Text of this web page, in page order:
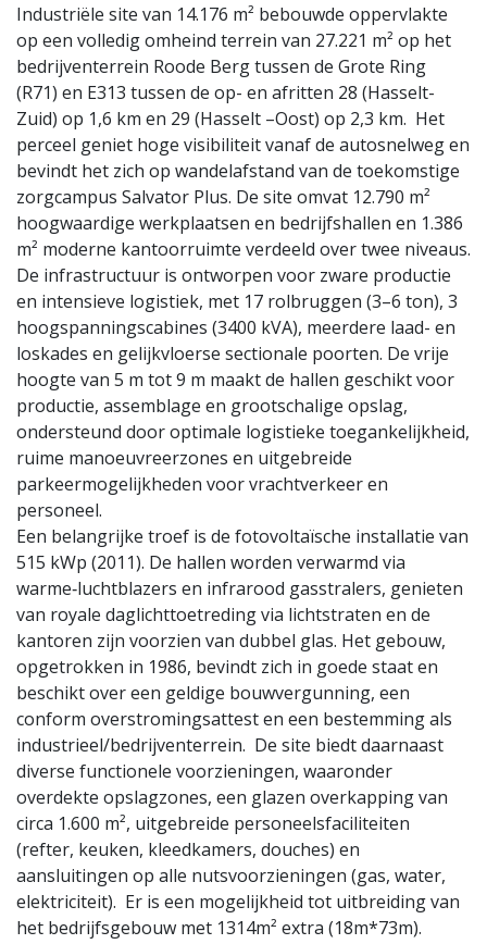
Industriële site van 14.176 m² bebouwde oppervlakte
op een volledig omheind terrein van 27.221 m² op het
bedrijventerrein Roode Berg tussen de Grote Ring
(R71) en E313 tussen de op- en afritten 28 (Hasselt-
Zuid) op 1,6 km en 29 (Hasselt –Oost) op 2,3 km. Het
perceel geniet hoge visibiliteit vanaf de autosnelweg en
bevindt het zich op wandelafstand van de toekomstige
zorgcampus Salvator Plus. De site omvat 12.790 m²
hoogwaardige werkplaatsen en bedrijfshallen en 1.386
m² moderne kantoorruimte verdeeld over twee niveaus.
De infrastructuur is ontworpen voor zware productie
en intensieve logistiek, met 17 rolbruggen (3–6 ton), 3
hoogspanningscabines (3400 kVA), meerdere laad- en
loskades en gelijkvloerse sectionale poorten. De vrije
hoogte van 5 m tot 9 m maakt de hallen geschikt voor
productie, assemblage en grootschalige opslag,
ondersteund door optimale logistieke toegankelijkheid,
ruime manoeuvreerzones en uitgebreide
parkeermogelijkheden voor vrachtverkeer en
personeel.
Een belangrijke troef is de fotovoltaïsche installatie van
515 kWp (2011). De hallen worden verwarmd via
warme‑luchtblazers en infrarood gasstralers, genieten
van royale daglichttoetreding via lichtstraten en de
kantoren zijn voorzien van dubbel glas. Het gebouw,
opgetrokken in 1986, bevindt zich in goede staat en
beschikt over een geldige bouwvergunning, een
conform overstromingsattest en een bestemming als
industrieel/bedrijventerrein. De site biedt daarnaast
diverse functionele voorzieningen, waaronder
overdekte opslagzones, een glazen overkapping van
circa 1.600 m², uitgebreide personeelsfaciliteiten
(refter, keuken, kleedkamers, douches) en
aansluitingen op alle nutsvoorzieningen (gas, water,
elektriciteit). Er is een mogelijkheid tot uitbreiding van
het bedrijfsgebouw met 1314m² extra (18m*73m).